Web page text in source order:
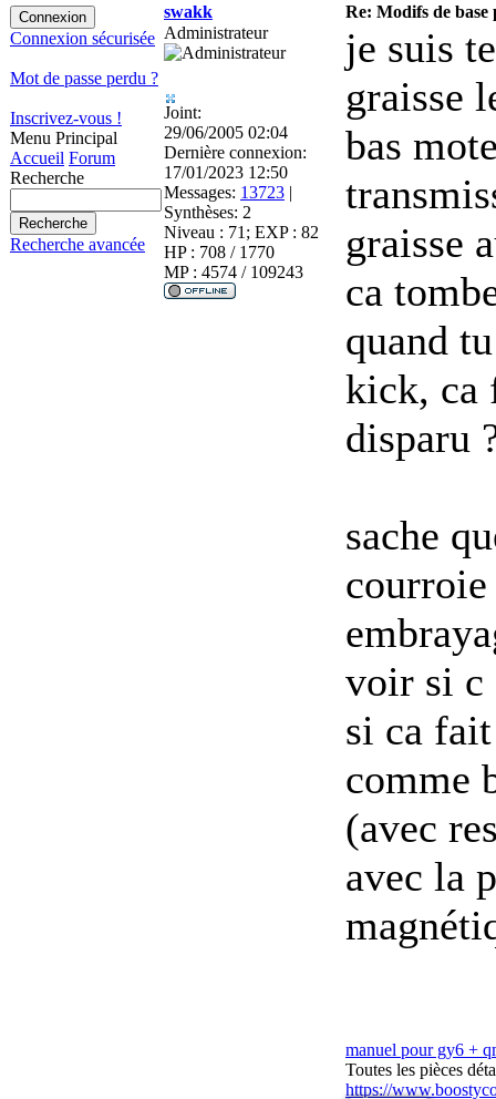
Connexion sécurisée
Mot de passe perdu ?
Inscrivez-vous !
Menu Principal
Accueil Forum
Recherche
Recherche avancée
swakk
Re: Modifs de
Administrateur
Joint:
29/06/2005 02:04
Dernière connexion:
17/01/2023 12:50
Messages: 13723 |
Synthèses: 2
Niveau : 71; EXP : 82
HP : 708 / 1770
MP : 4574 / 109243
je suis
graisse
bas
graisse
ca
quand
kick, ca
disparu
sache
voir si c
si ca
comme
(avec
avec la
manuel pour gy6 +
Toutes les pièces
https://